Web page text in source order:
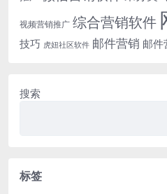
视频营销推广 综合营销软件
技巧 虎妞社区软件 邮件营销 邮件
搜索
标签